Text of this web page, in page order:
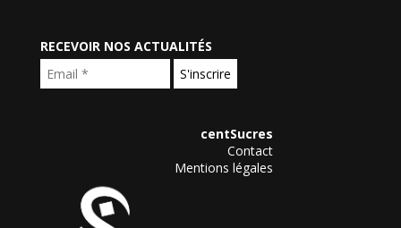
RECEVOIR NOS ACTUALITÉS
centSucres
Contact
Mentions légales